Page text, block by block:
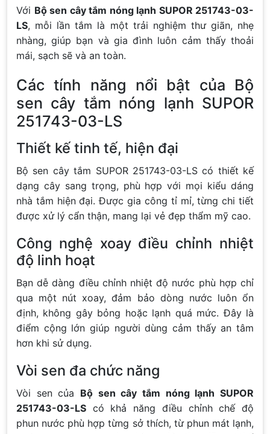
Với Bộ sen cây tắm nóng lạnh SUPOR 251743-03-
LS, mỗi lần tắm là một trải nghiệm thư giãn, nhẹ
nhàng, giúp bạn và gia đình luôn cảm thấy thoải
mái, sạch sẽ và an toàn.
Các tính năng nổi bật của Bộ
sen cây tắm nóng lạnh SUPOR
251743-03-LS
Thiết kế tinh tế, hiện đại
Bộ sen cây tắm SUPOR 251743-03-LS có thiết kế
dạng cây sang trọng, phù hợp với mọi kiểu dáng
nhà tắm hiện đại. Được gia công tỉ mỉ, từng chi tiết
được xử lý cẩn thận, mang lại vẻ đẹp thẩm mỹ cao.
Công nghệ xoay điều chỉnh nhiệt
độ linh hoạt
Bạn dễ dàng điều chỉnh nhiệt độ nước phù hợp chỉ
qua một nút xoay, đảm bảo dòng nước luôn ổn
định, không gây bỏng hoặc lạnh quá mức. Đây là
điểm cộng lớn giúp người dùng cảm thấy an tâm
hơn khi sử dụng.
Vòi sen đa chức năng
Vòi sen của Bộ sen cây tắm nóng lạnh SUPOR
251743-03-LS có khả năng điều chỉnh chế độ
phun nước phù hợp từng sở thích, từ phun mát lạnh,